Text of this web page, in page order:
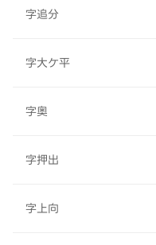
字追分
字大ケ平
字奥
字押出
字上向